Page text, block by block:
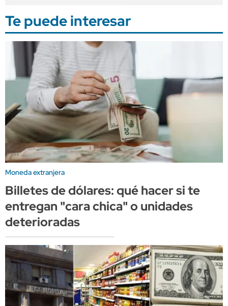
Te puede interesar
Moneda extranjera
Billetes de dólares: qué hacer si te
entregan "cara chica" o unidades
deterioradas